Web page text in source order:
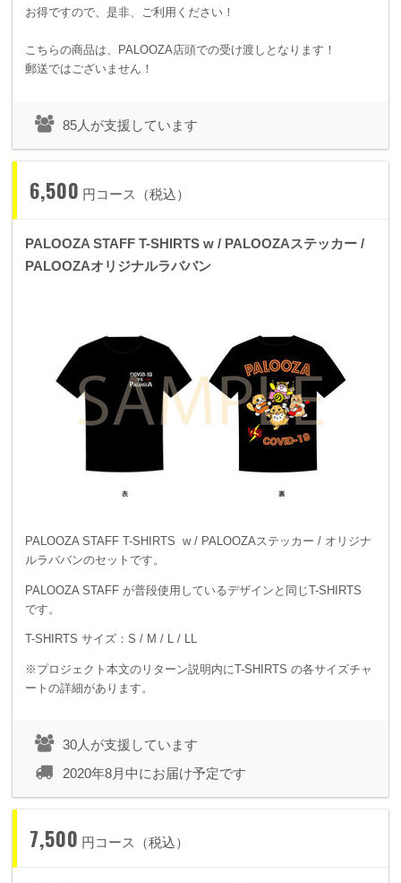
お得ですので、是非、ご利用ください！
こちらの商品は、PALOOZA店頭での受け渡しとなります！
郵送ではございません！
85人が支援しています
6,500 円コース（税込）
PALOOZA STAFF T-SHIRTS w / PALOOZAステッカー /
PALOOZAオリジナルラババン
PALOOZA STAFF T-SHIRTS w / PALOOZAステッカー / オリジナ
ルラババンのセットです。
PALOOZA STAFF が普段使用しているデザインと同じT-SHIRTS
です。
T-SHIRTS サイズ：S / M / L / LL
※プロジェクト本文のリターン説明内にT-SHIRTS の各サイズチャ
ートの詳細があります。
30人が支援しています
2020年8月中にお届け予定です
7,500 円コース（税込）